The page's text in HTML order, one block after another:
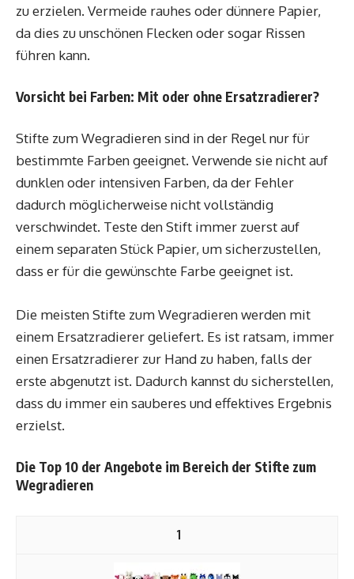
zu erzielen. Vermeide rauhes oder dünnere Papier,
da dies zu unschönen Flecken oder sogar Rissen
führen kann.
Vorsicht bei Farben: Mit oder ohne Ersatzradierer?
Stifte zum Wegradieren sind in der Regel nur für
bestimmte Farben geeignet. Verwende sie nicht auf
dunklen oder intensiven Farben, da der Fehler
dadurch möglicherweise nicht vollständig
verschwindet. Teste den Stift immer zuerst auf
einem separaten Stück Papier, um sicherzustellen,
dass er für die gewünschte Farbe geeignet ist.
Die meisten Stifte zum Wegradieren werden mit
einem Ersatzradierer geliefert. Es ist ratsam, immer
einen Ersatzradierer zur Hand zu haben, falls der
erste abgenutzt ist. Dadurch kannst du sicherstellen,
dass du immer ein sauberes und effektives Ergebnis
erzielst.
Die Top 10 der Angebote im Bereich der Stifte zum
Wegradieren
1